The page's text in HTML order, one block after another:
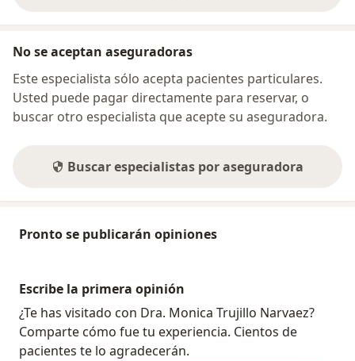
No se aceptan aseguradoras
Este especialista sólo acepta pacientes particulares.
Usted puede pagar directamente para reservar, o
buscar otro especialista que acepte su aseguradora.
Buscar especialistas por aseguradora
Pronto se publicarán opiniones
Escribe la primera opinión
¿Te has visitado con Dra. Monica Trujillo Narvaez?
Comparte cómo fue tu experiencia. Cientos de
pacientes te lo agradecerán.